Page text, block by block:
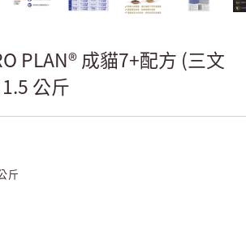
PLAN® 成貓7+配方 (三文
公斤
斤